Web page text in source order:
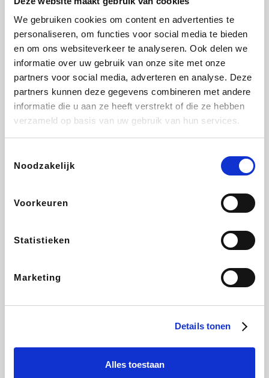
We gebruiken cookies om content en advertenties te
personaliseren, om functies voor social media te bieden
en om ons websiteverkeer te analyseren. Ook delen we
informatie over uw gebruik van onze site met onze
partners voor social media, adverteren en analyse. Deze
partners kunnen deze gegevens combineren met andere
informatie die u aan ze heeft verstrekt of die ze hebben
verzameld op basis van uw gebruik van hun services.
Noodzakelijk
Voorkeuren
Statistieken
Marketing
Details tonen
Alles toestaan
Weekendesk Sarenza Schiesser Interhome
Lufthansa
CheapTickets.be DeubaXXL